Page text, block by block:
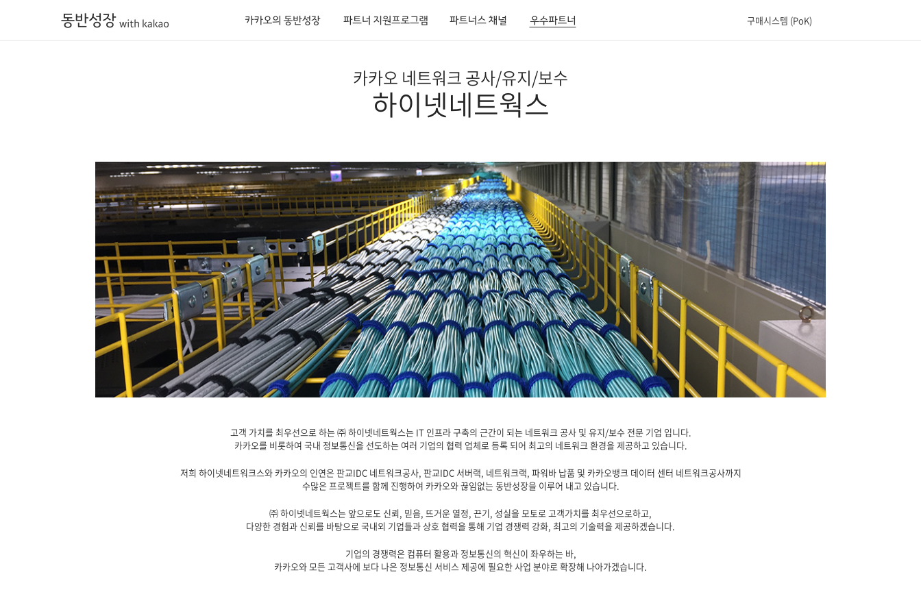
카카오의 동반성장 파트너 지원프로그램 파트너스 채널 우수파트너 구매시스템 (PoK)
카카오 네트워크 공사/유지/보수
하이넷네트웍스
고객 가치를 최우선으로 하는 ㈜ 하이넷네트웍스는 IT 인프라 구축의 근간이 되는 네트워크 공사 및 유지/보수 전문 기업 입니다.
카카오를 비롯하여 국내 정보통신을 선도하는 여러 기업의 협력 업체로 등록 되어 최고의 네트워크 환경을 제공하고 있습니다.
저희 하이넷네트워크스와 카카오의 인연은 판교IDC 네트워크공사, 판교IDC 서버랙, 네트워크랙, 파워바 납품 및 카카오뱅크 데이터 센터 네트워크공사까지
수많은 프로젝트를 함께 진행하여 카카오와 끊임없는 동반성장을 이루어 내고 있습니다.
㈜ 하이넷네트웍스는 앞으로도 신뢰, 믿음, 뜨거운 열정, 끈기, 성실을 모토로 고객가치를 최우선으로하고,
다양한 경험과 신뢰를 바탕으로 국내외 기업들과 상호 협력을 통해 기업 경쟁력 강화, 최고의 기술력을 제공하겠습니다.
기업의 경쟁력은 컴퓨터 활용과 정보통신의 혁신이 좌우하는 바,
카카오와 모든 고객사에 보다 나은 정보통신 서비스 제공에 필요한 사업 분야로 확장해 나아가겠습니다.